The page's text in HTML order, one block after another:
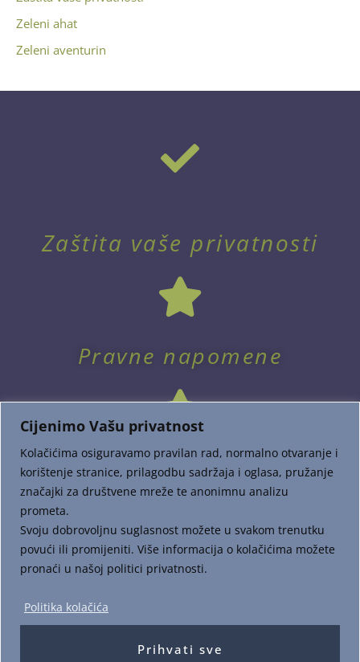
Cijenimo Vašu privatnost
Kolačićima osiguravamo pravilan rad, normalno otvaranje i
korištenje stranice, prilagodbu sadržaja i oglasa, pružanje
značajki za društvene mreže te anonimnu analizu
prometa.
Svoju dobrovoljnu suglasnost možete u svakom trenutku
povući ili promijeniti. Više informacija o kolačićima možete
pronaći u našoj politici privatnosti.
Politika kolačića
Prihvati sve
Zeleni ahat
Zeleni aventurin
Zaštita vaše privatnosti
Pravne napomene
Dostava i plaćanje